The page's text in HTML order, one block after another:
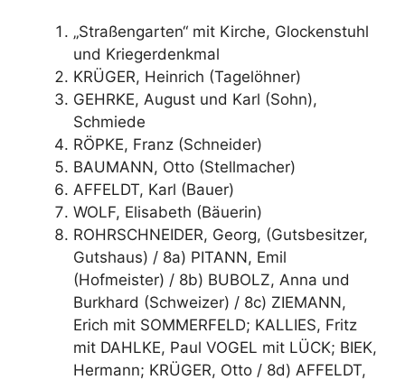
„Straßengarten“ mit Kirche, Glockenstuhl
und Kriegerdenkmal
KRÜGER, Heinrich (Tagelöhner)
GEHRKE, August und Karl (Sohn),
Schmiede
RÖPKE, Franz (Schneider)
BAUMANN, Otto (Stellmacher)
AFFELDT, Karl (Bauer)
WOLF, Elisabeth (Bäuerin)
ROHRSCHNEIDER, Georg, (Gutsbesitzer,
Gutshaus) / 8a) PITANN, Emil
(Hofmeister) / 8b) BUBOLZ, Anna und
Burkhard (Schweizer) / 8c) ZIEMANN,
Erich mit SOMMERFELD; KALLIES, Fritz
mit DAHLKE, Paul VOGEL mit LÜCK; BIEK,
Hermann; KRÜGER, Otto / 8d) AFFELDT,